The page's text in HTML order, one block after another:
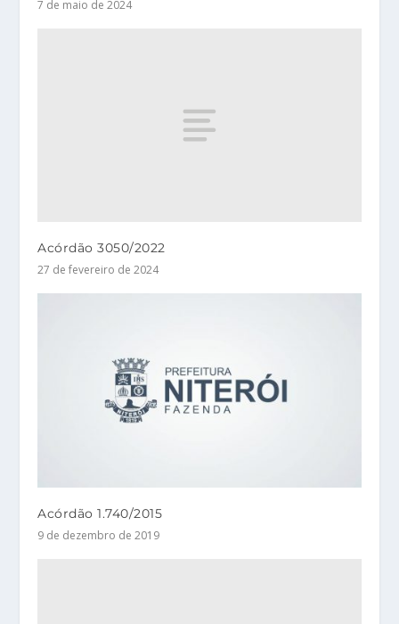
7 de maio de 2024
Acórdão 3050/2022
27 de fevereiro de 2024
Acórdão 1.740/2015
9 de dezembro de 2019